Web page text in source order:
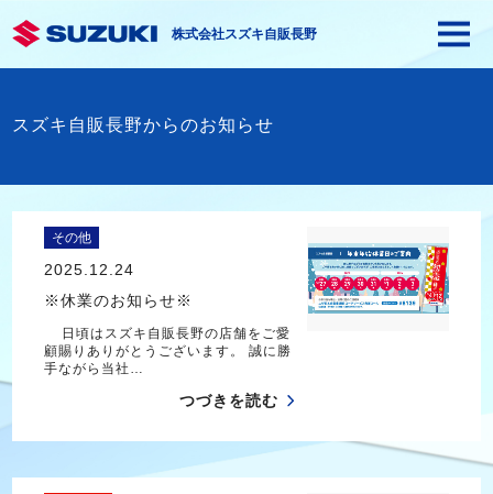
株式会社スズキ自販長野
スズキ自販長野からのお知らせ
その他
2025.12.24
※休業のお知らせ※
日頃はスズキ自販長野の店舗をご愛
顧賜りありがとうございます。 誠に勝
手ながら当社…
つづきを読む